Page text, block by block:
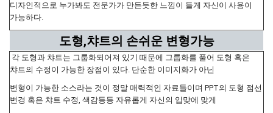
디자인적으로 누가봐도 전문가가 만든듯한 느낌이 들게 자신이 사용이
가능하다.
도형,챠트의 손쉬운 변형가능
각 도형과 챠트는 그룹화되어져 있기 때문에 그룹화를 풀어 도형 혹은
챠트의 수정이 가능한 장점이 있다. 단순한 이미지화가 아닌
변형이 가능한 소스라는 것이 정말 매력적인 자료들이며 PPT의 도형 점선
변경 혹은 챠트 수정, 색감등등 자유롭게 자신의 입맞에 맞게